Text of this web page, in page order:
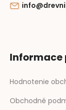
Informace
Hodnotenie
Obchodné